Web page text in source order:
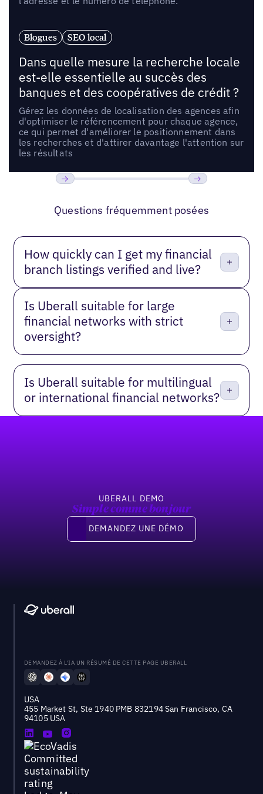
Blogues SEO local
Dans quelle mesure la recherche locale
est-elle essentielle au succès des
banques et des coopératives de crédit ?
Gérez les données de localisation des agences afin
d'optimiser le référencement pour chaque agence,
ce qui permet d'améliorer le positionnement dans
les recherches et d'attirer davantage l'attention sur
les résultats
Questions fréquemment posées
How quickly can I get my financial
branch listings verified and live?
Is Uberall suitable for large
financial networks with strict
oversight?
Is Uberall suitable for multilingual
or international financial networks?
UBERALL DEMO
Simple comme bonjour
Demandez une démo
DEMANDEZ UNE DÉMO
DEMANDEZ À L'IA UN RÉSUMÉ DE CETTE PAGE UBERALL
USA
455 Market St, Ste 1940 PMB 832194 San Francisco, CA
94105 USA